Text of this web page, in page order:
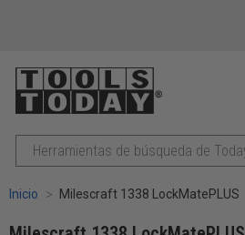
Buscar
en
Inicio Milescraft 1338 LockMatePLUS